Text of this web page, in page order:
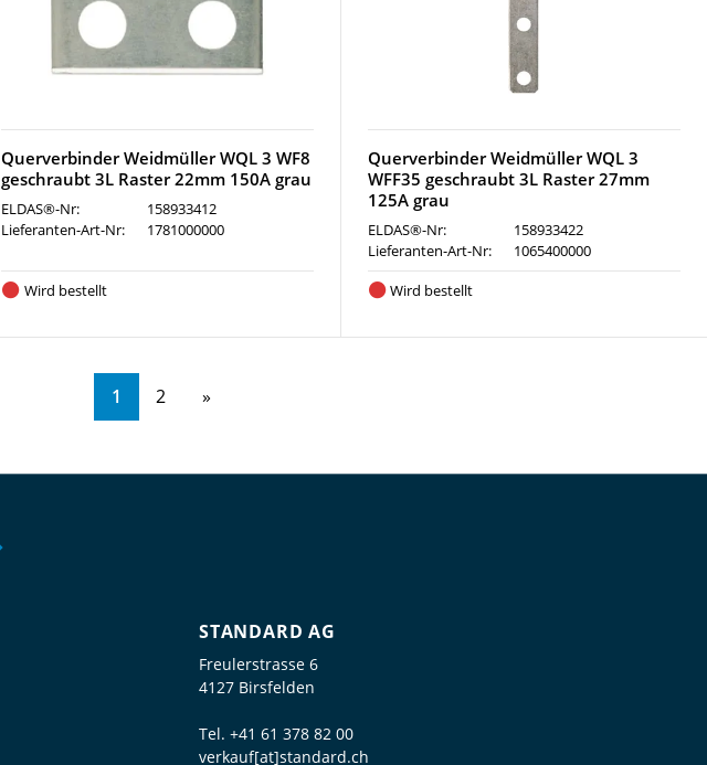
Querverbinder Weidmüller WQL 3 WF8
geschraubt 3L Raster 22mm 150A grau
ELDAS®-Nr:
158933412
Lieferanten-Art-Nr:
1781000000
Wird bestellt
Querverbinder Weidmüller WQL 3
WFF35 geschraubt 3L Raster 27mm
125A grau
ELDAS®-Nr:
158933422
Lieferanten-Art-Nr:
1065400000
Wird bestellt
1 2
STANDARD AG
Freulerstrasse 6
4127 Birsfelden
Tel. +41 61 378 82 00
verkauf[at]standard.ch